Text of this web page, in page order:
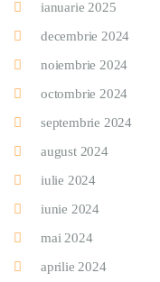
ianuarie 2025
decembrie 2024
noiembrie 2024
octombrie 2024
septembrie 2024
august 2024
iulie 2024
iunie 2024
mai 2024
aprilie 2024